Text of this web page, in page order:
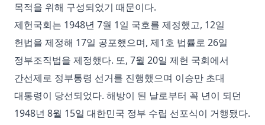
목적을 위해 구성되었기 때문이다.
제헌국회는 1948년 7월 1일 국호를 제정했고, 12일
헌법을 제정해 17일 공포했으며, 제1호 법률로 26일
정부조직법을 제정했다. 또, 7월 20일 제헌 국회에서
간선제로 정부통령 선거를 진행했으며 이승만 초대
대통령이 당선되었다. 해방이 된 날로부터 꼭 년이 되던
1948년 8월 15일 대한민국 정부 수립 선포식이 거행됐다.